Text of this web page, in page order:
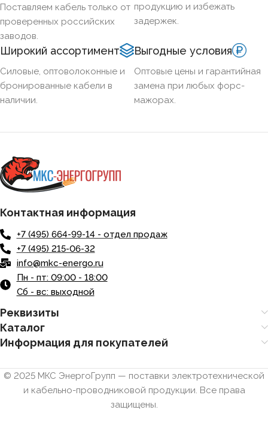
Поставляем кабель только от
проверенных российских
заводов.
продукцию и избежать
задержек.
Широкий ассортимент
Силовые, оптоволоконные и
бронированные кабели в
наличии.
Выгодные условия
Оптовые цены и гарантийная
замена при любых форс-
мажорах.
Контактная информация
+7 (495) 664-99-14 - отдел продаж
+7 (495) 215-06-32
info@mkc-energo.ru
Пн - пт: 09:00 - 18:00
Сб - вс: выходной
Реквизиты
Каталог
Информация для покупателей
© 2025 МКС ЭнергоГрупп — поставки электротехнической
и кабельно-проводниковой продукции. Все права
защищены.